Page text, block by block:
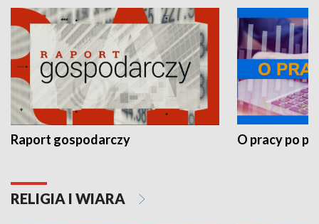
Raport gospodarczy O pracy po
RELIGIA I WIARA